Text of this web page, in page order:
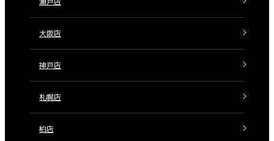
大阪店
神戸店
札幌店
柏店